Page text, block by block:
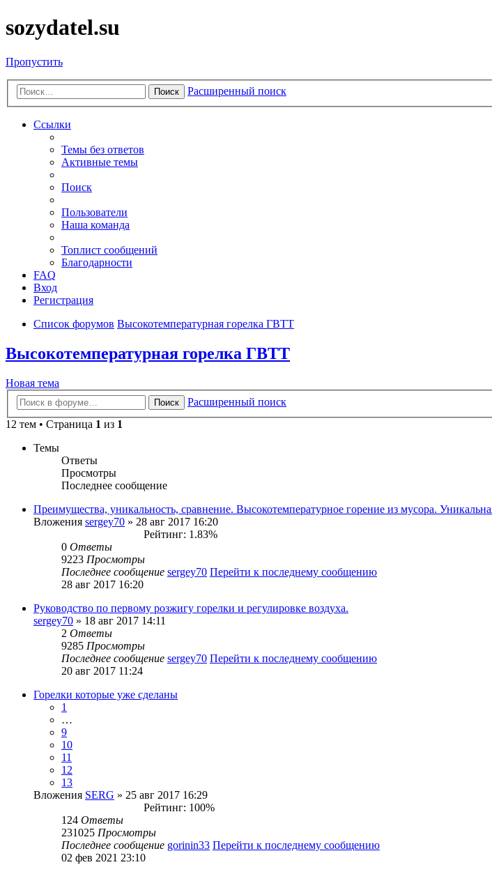
sozydatel.su
Пропустить
Поиск Расширенный поиск
Ссылки
Темы без ответов
Активные темы
Поиск
Пользователи
Наша команда
Топлист сообщений
Благодарности
FAQ
Вход
Регистрация
Список форумов Высокотемпературная горелка ГВТТ
Высокотемпературная горелка ГВТТ
Новая тема
Поиск
Расширенный поиск
12 тем • Страница 1 из 1
Темы
Ответы
Просмотры
Последнее сообщение
Преимущества, уникальность, сравнение. Высокотемпературное горение из мусора.
Вложения sergey70 » 28 авг 2017 16:20
Рейтинг: 1.83%
0 Ответы
9223 Просмотры
Последнее сообщение sergey70 Перейти к последнему сообщению
28 авг 2017 16:20
Руководство по первому розжигу горелки и регулировке воздуха.
sergey70 » 18 авг 2017 14:11
2 Ответы
9285 Просмотры
Последнее сообщение sergey70 Перейти к последнему сообщению
20 авг 2017 11:24
Горелки которые уже сделаны
1
…
9
10
11
12
13
Вложения SERG » 25 авг 2017 16:29
Рейтинг: 100%
124 Ответы
231025 Просмотры
Последнее сообщение gorinin33 Перейти к последнему сообщению
02 фев 2021 23:10